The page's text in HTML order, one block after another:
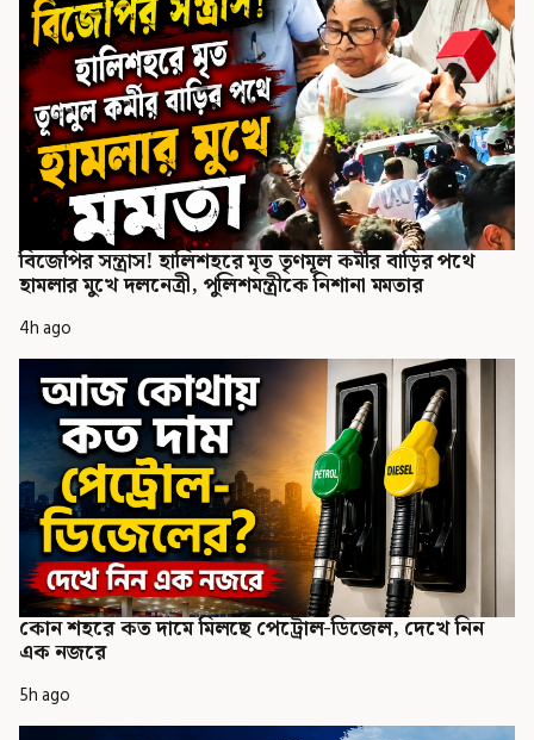
বিজেপির সন্ত্রাস! হালিশহরে মৃত তৃণমূল কর্মীর বাড়ির পথে
হামলার মুখে দলনেত্রী, পুলিশমন্ত্রীকে নিশানা মমতার
4h ago
কোন শহরে কত দামে মিলছে পেট্রোল-ডিজেল, দেখে নিন
এক নজরে
5h ago